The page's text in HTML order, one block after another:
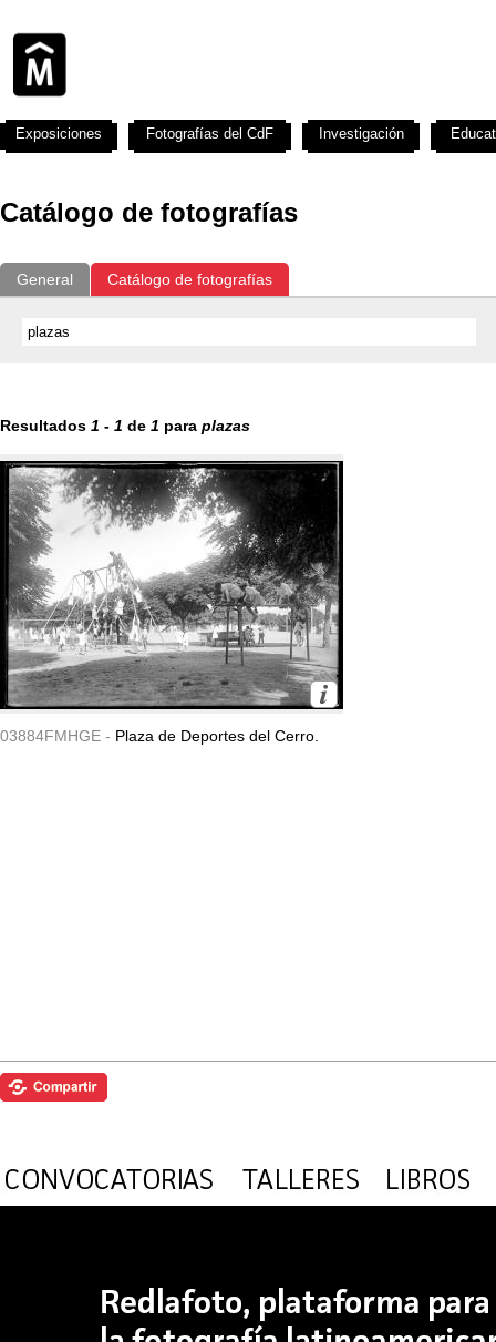
Catálogo de fotografías
General Catálogo de fotografías
Resultados 1 - 1 de 1 para plazas
03884FMHGE - Plaza de Deportes del Cerro.
Exposiciones Fotografías del CdF Investigación